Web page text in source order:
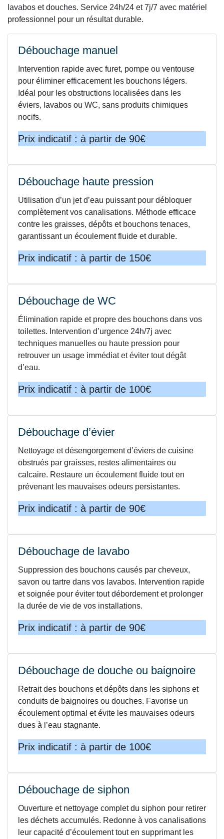
lavabos et douches. Service 24h/24 et 7j/7 avec matériel
professionnel pour un résultat durable.
Débouchage manuel
Intervention rapide avec furet, pompe ou ventouse
pour éliminer efficacement les bouchons légers.
Idéal pour les obstructions localisées dans les
éviers, lavabos ou WC, sans produits chimiques
nocifs.
Prix indicatif : à partir de 90€
Débouchage haute pression
Utilisation d’un jet d’eau puissant pour débloquer
complètement vos canalisations. Méthode efficace
contre les graisses, dépôts et bouchons tenaces,
garantissant un écoulement fluide et durable.
Prix indicatif : à partir de 150€
Débouchage de WC
Élimination rapide et propre des bouchons dans vos
toilettes. Intervention d’urgence 24h/7j avec
techniques manuelles ou haute pression pour
retrouver un usage immédiat et éviter tout dégât
d’eau.
Prix indicatif : à partir de 100€
Débouchage d’évier
Nettoyage et désengorgement d’éviers de cuisine
obstrués par graisses, restes alimentaires ou
calcaire. Restaure un écoulement fluide tout en
prévenant les mauvaises odeurs persistantes.
Prix indicatif : à partir de 90€
Débouchage de lavabo
Suppression des bouchons causés par cheveux,
savon ou tartre dans vos lavabos. Intervention rapide
et soignée pour éviter tout débordement et prolonger
la durée de vie de vos installations.
Prix indicatif : à partir de 90€
Débouchage de douche ou baignoire
Retrait des bouchons et dépôts dans les siphons et
conduits de baignoires ou douches. Favorise un
écoulement optimal et évite les mauvaises odeurs
dues à l’eau stagnante.
Prix indicatif : à partir de 100€
Débouchage de siphon
Ouverture et nettoyage complet du siphon pour retirer
les déchets accumulés. Redonne à vos canalisations
leur capacité d’écoulement tout en supprimant les